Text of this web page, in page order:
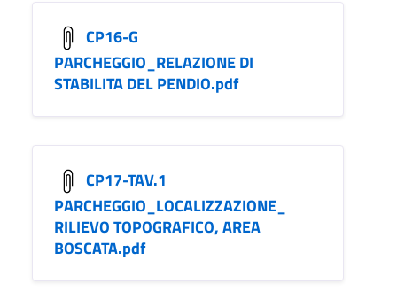
CP16-G
PARCHEGGIO_RELAZIONE DI
STABILITA DEL PENDIO.pdf
CP17-TAV.1
PARCHEGGIO_LOCALIZZAZIONE_
RILIEVO TOPOGRAFICO, AREA
BOSCATA.pdf